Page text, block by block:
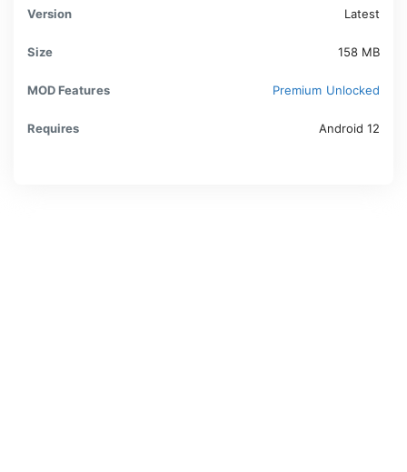
Version Latest
Size 158 MB
MOD Features Premium Unlocked
Requires Android 12